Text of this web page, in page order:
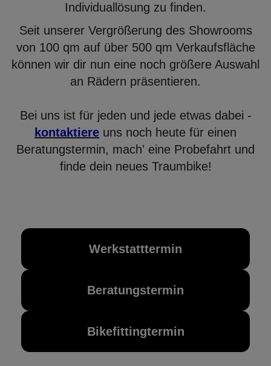
Individuallösung zu finden.
Seit unserer Vergrößerung des Showrooms
von 100 qm auf über 500 qm Verkaufsfläche
können wir dir nun eine noch größere Auswahl
an Rädern präsentieren.
Bei uns ist für jeden und jede etwas dabei -
kontaktiere uns noch heute für einen
Beratungstermin, mach' eine Probefahrt und
finde dein neues Traumbike!
Werkstatttermin
Beratungstermin
Bikefittingtermin